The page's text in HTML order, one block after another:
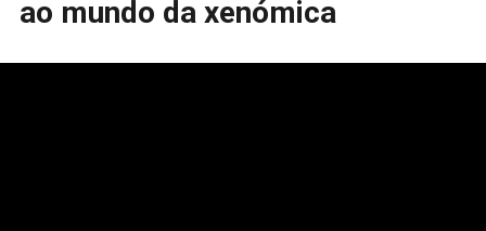
ao mundo da xenómica